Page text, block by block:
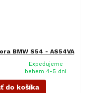
BMW S54 - AS54VA
Expedujeme
behem 4-5 dní
do košíka